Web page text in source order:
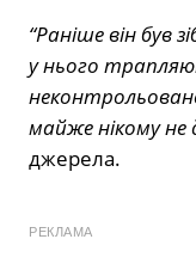
“Раніше він був
у нього
майже нікому не
джерела.
РЕКЛАМА